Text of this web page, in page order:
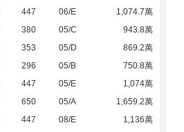
447 06/E
1,074.7萬
380 05/C
943.8萬
353 05/D
869.2萬
296 05/B
750.8萬
447 05/E
1,074萬
650 05/A
1,659.2萬
447 08/E
1,136萬